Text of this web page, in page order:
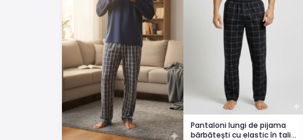
Pantaloni lungi de pijama
bărbătești cu elastic în talie,